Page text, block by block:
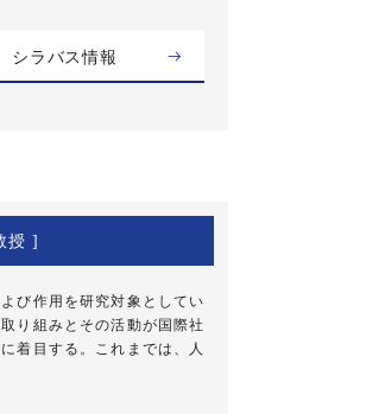
シラバス情報
授 ]
び作用を研究対象としてい
り組みとその活動が国際社
着目する。これまでは、人